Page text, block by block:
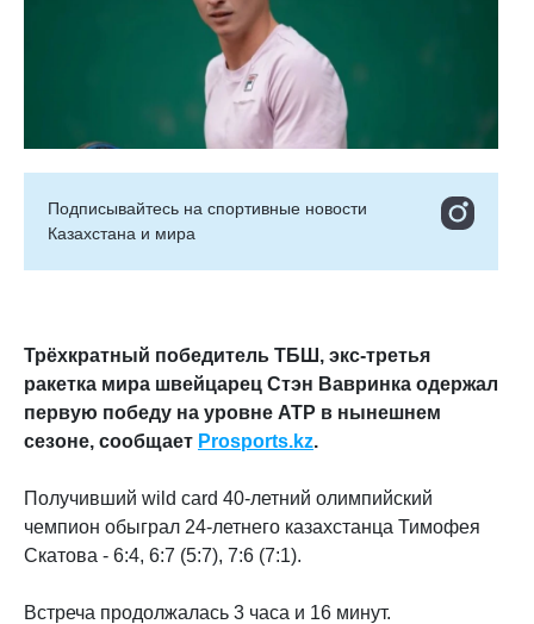
Подписывайтесь на cпортивные новости
Казахстана и мира
Трёхкратный победитель ТБШ, экс-третья
ракетка мира швейцарец Стэн Вавринка одержал
первую победу на уровне ATP в нынешнем
сезоне, сообщает Prosports.kz.
Получивший wild card 40-летний олимпийский
чемпион обыграл 24-летнего казахстанца Тимофея
Скатова - 6:4, 6:7 (5:7), 7:6 (7:1).
Встреча продолжалась 3 часа и 16 минут.